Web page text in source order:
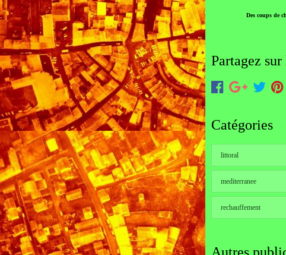
Des coups de
Partagez
Catégories
littoral
mediterranee
rechauffement